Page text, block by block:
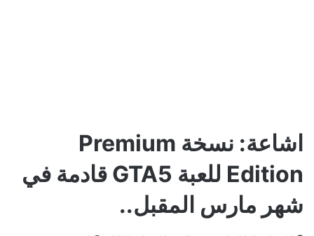
اشاعة: نسخة Premium
Edition للعبة GTA5 قادمة في
شهر مارس المقبل..